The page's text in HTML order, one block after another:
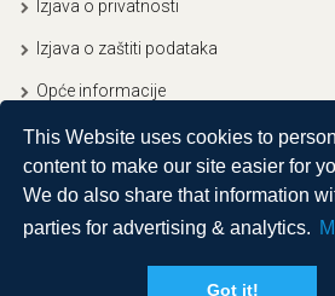
This Website uses cookies to
content to make our site easier for
We do also share that information
parties for advertising & analytics.
Got it!
Izjava o privatnosti
Izjava o zaštiti podataka
Opće informacije
Copyright © 2020, Ullitravel |Sitemap|